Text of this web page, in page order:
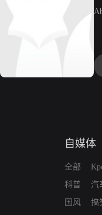
自媒体
全部
科普
国风
汽
搞